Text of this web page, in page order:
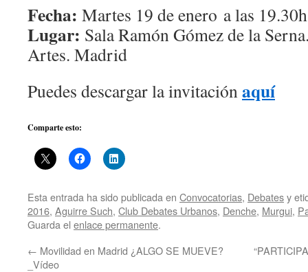
Fecha: Martes 19 de enero a las 19.30h
Lugar: Sala Ramón Gómez de la
Artes. Madrid
Puedes descargar la invitaciónaquí
Comparte esto:
Esta entrada ha sido publicada en Convocatorias, Debatesy
2016, Aguirre Such, Club Debates Urbanos, Denche, Murgui,
Guarda el enlace permanente.
← Movilidad en Madrid ¿ALGO SE MUEVE?
_Vídeo